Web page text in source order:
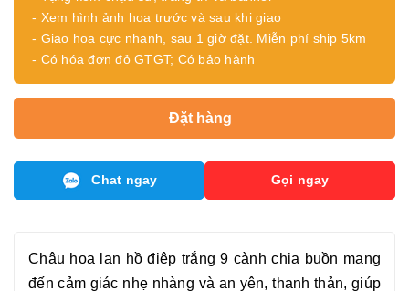
- Xem hình ảnh hoa trước và sau khi giao
- Giao hoa cực nhanh, sau 1 giờ đặt. Miễn phí ship 5km
- Có hóa đơn đỏ GTGT; Có bảo hành
Đặt hàng
Chat ngay Gọi ngay
Chậu hoa lan hồ điệp trắng 9 cành chia buồn mang
đến cảm giác nhẹ nhàng và an yên, thanh thản, giúp